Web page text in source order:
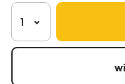
9650132.html
1